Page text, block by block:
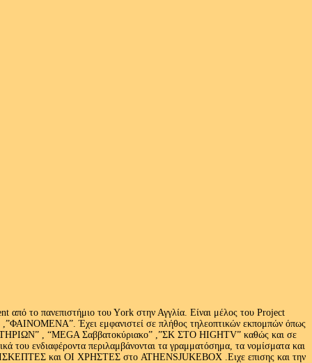
από το πανεπιστήμιο του Υork στην Αγγλία. Είναι μέλος του Project
,”ΦΑΙΝΟΜΕΝΑ”. Έχει εμφανιστεί σε πλήθος τηλεοπτικών εκπομπών όπως
, “MEGA Σαββατοκύριακο” ,”ΣΚ ΣΤΟ HIGHTV” καθώς και σε
του ενδιαφέροντα περιλαμβάνονται τα γραμματόσημα, τα νομίσματα και
και ΟΙ ΧΡΗΣΤΕΣ στο ATHENSJUKEBOX .Ειχε επισης και την